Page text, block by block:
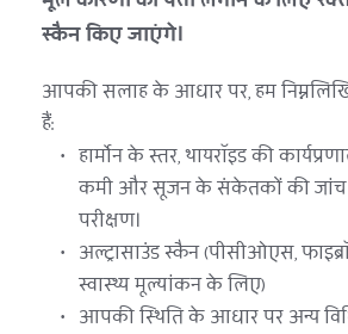
स्कैन किए जाएंगे।
आपकी सलाह के आधार पर, हम
हैं:
हार्मोन के स्तर, थायरॉइड की
कमी और सूजन के संकेतकों की
परीक्षण।
अल्ट्रासाउंड स्कैन (पीसीओएस,
स्वास्थ्य मूल्यांकन के लिए)
आपकी स्थिति के आधार पर अन्य